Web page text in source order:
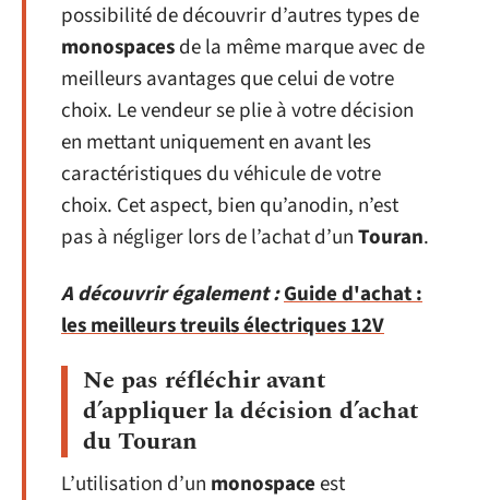
possibilité de découvrir d’autres types de
monospacesde la même marque avec de
meilleurs avantages que celui de votre
choix. Le vendeur se plie à votre décision
en mettant uniquement en avant les
caractéristiques du véhicule de votre
choix. Cet aspect, bien qu’anodin, n’est
pas à négliger lors de l’achat d’unTouran.
A découvrir également :Guide d'achat :
les meilleurs treuils électriques 12V
Ne pas réfléchir avant
d’appliquer la décision d’achat
du Touran
L’utilisation d’un monospaceest